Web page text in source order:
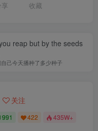
享 收藏
reap but by the seeds
己今天播种了多少种子
关注
991 422 435W+